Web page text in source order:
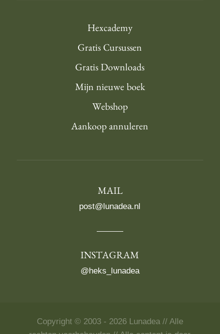
Hexcademy
Gratis Cursussen
Gratis Downloads
Mijn nieuwe boek
Webshop
Aankoop annuleren
MAIL
post@lunadea.nl
INSTAGRAM
@heks_lunadea
Copyright © 2003 - 2026 Lunadea // Alle